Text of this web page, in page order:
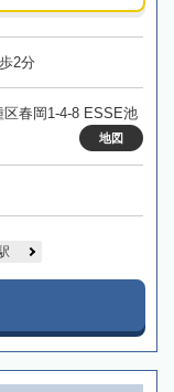
2分
春岡1-4-8 ESSE池
地図